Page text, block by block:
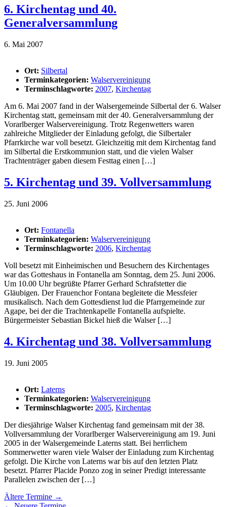
6. Kirchentag und 40.
Generalversammlung
6. Mai 2007
Ort: Silbertal
Terminkategorien: Walservereinigung
Terminschlagworte: 2007, Kirchentag
Am 6. Mai 2007 fand in der Walsergemeinde Silbertal der 6. Walser
Kirchentag statt, gemeinsam mit der 40. Generalversammlung der
Vorarlberger Walservereinigung. Trotz Regenwetters waren
zahlreiche Mitglieder der Einladung gefolgt, die Silbertaler
Pfarrkirche war voll besetzt. Gleichzeitig mit dem Kirchentag fand
im Silbertal die Erstkommunion statt, und die vielen Walser
Trachtenträger gaben diesem Festtag einen […]
5. Kirchentag und 39. Vollversammlung
25. Juni 2006
Ort: Fontanella
Terminkategorien: Walservereinigung
Terminschlagworte: 2006, Kirchentag
Voll besetzt mit Einheimischen und Besuchern des Kirchentages
war das Gotteshaus in Fontanella am Sonntag, dem 25. Juni 2006.
Um 10.00 Uhr begrüßte Pfarrer Gerhard Schrafstetter die
Gläubigen. Der Frauenchor Fontana begleitete die Messfeier
musikalisch. Nach dem Gottesdienst lud die Pfarrgemeinde zur
Agape, bei der die Trachtenkapelle Fontanella aufspielte.
Bürgermeister Sebastian Bickel hieß die Walser […]
4. Kirchentag und 38. Vollversammlung
19. Juni 2005
Ort: Laterns
Terminkategorien: Walservereinigung
Terminschlagworte: 2005, Kirchentag
Der diesjährige Walser Kirchentag fand gemeinsam mit der 38.
Vollversammlung der Vorarlberger Walservereinigung am 19. Juni
2005 in der Walsergemeinde Laterns statt. Bei herrlichem
Sommerwetter waren viele Walser der Einladung zum Kirchentag
gefolgt. Die Kirche von Laterns war bis auf den letzten Platz
besetzt. Pfarrer Placide Ponzo zog in seiner Predigt interessante
Parallelen zwischen der […]
Ältere Termine →